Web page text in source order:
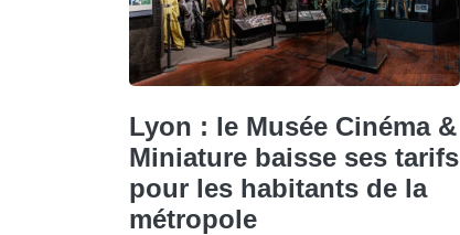
Lyon : le Musée Cinéma &
Miniature baisse ses tarifs
pour les habitants de la
métropole